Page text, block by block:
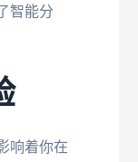
智能分
响着你在